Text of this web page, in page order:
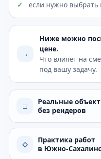
если нужно
→
Ниже можно
цене.
Что влияет на
под вашу задачу.
□
Реальные
без рендеров
◇
Практика работ
в Южно-